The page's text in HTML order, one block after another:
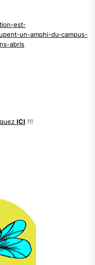
est-
un-amphi-du-campus-
abris
ICI !!!